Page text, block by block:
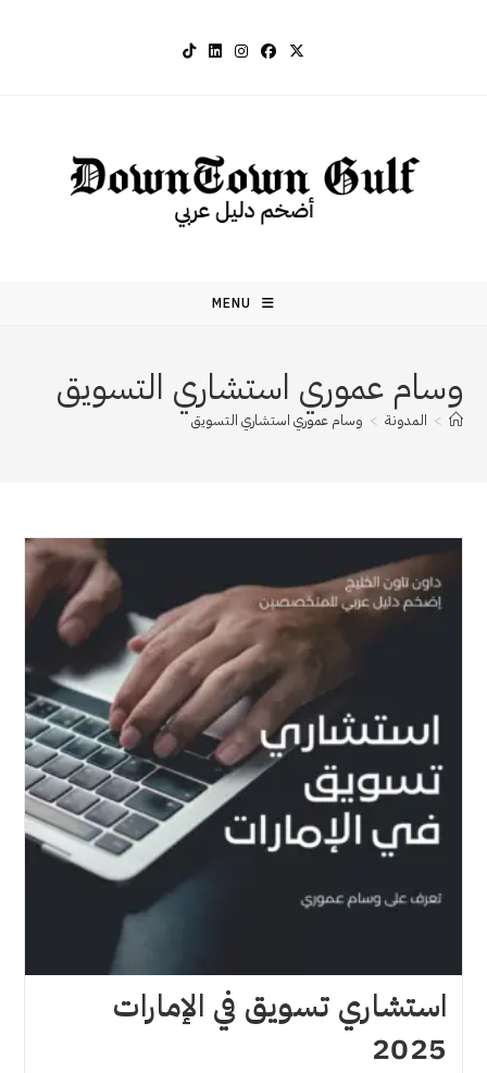
MENU
وسام عموري استشاري التسويق
> المدونة > وسام عموري استشاري التسويق
استشاري تسويق في الإمارات
2025